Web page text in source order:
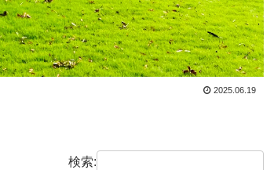
2025.06.19
検索: